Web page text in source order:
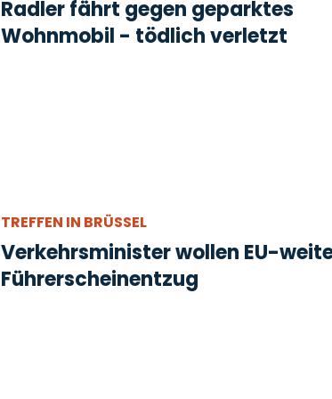
Radler fährt gegen geparktes
Wohnmobil - tödlich verletzt
TREFFEN IN BRÜSSEL
Verkehrsminister wollen EU-
Führerscheinentzug